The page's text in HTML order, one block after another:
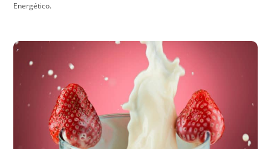
Energético.